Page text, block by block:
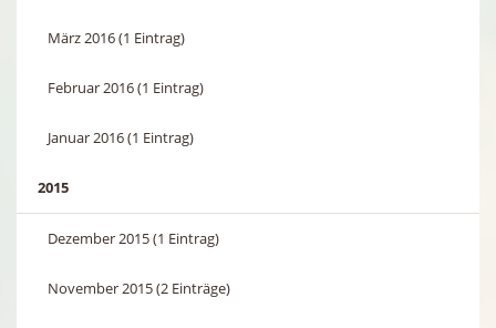
März 2016 (1 Eintrag)
Februar 2016 (1 Eintrag)
Januar 2016 (1 Eintrag)
2015
Dezember 2015 (1 Eintrag)
November 2015 (2 Einträge)